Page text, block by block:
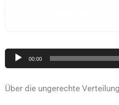
Audio-
Player
00:00
Über die ungerechte